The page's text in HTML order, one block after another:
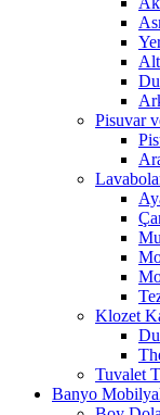
Pisuvar
Klozet
Tuvalet
Banyo